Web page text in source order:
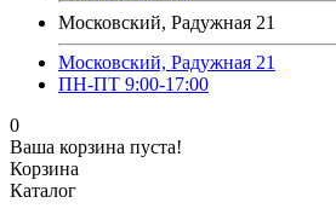
Московский, Радужная 21
Московский, Радужная 21
ПН-ПТ 9:00-17:00
0
Ваша корзина пуста!
Корзина
Каталог